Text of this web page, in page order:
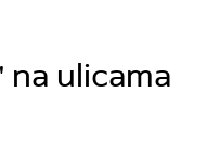
na ulicama